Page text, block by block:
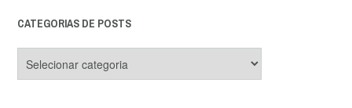
CATEGORIAS DE POSTS
de